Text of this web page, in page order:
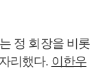
정 회장을 비롯
리했다. 이한우